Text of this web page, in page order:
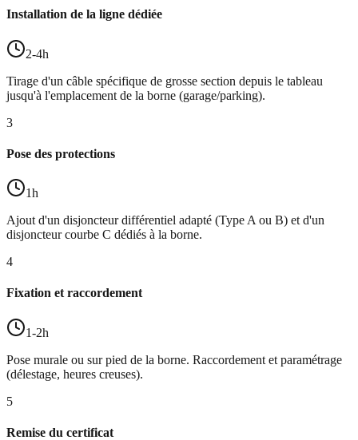
Installation de la ligne dédiée
2-4h
Tirage d'un câble spécifique de grosse section depuis le tableau
jusqu'à l'emplacement de la borne (garage/parking).
3
Pose des protections
1h
Ajout d'un disjoncteur différentiel adapté (Type A ou B) et d'un
disjoncteur courbe C dédiés à la borne.
4
Fixation et raccordement
1-2h
Pose murale ou sur pied de la borne. Raccordement et paramétrage
(délestage, heures creuses).
5
Remise du certificat